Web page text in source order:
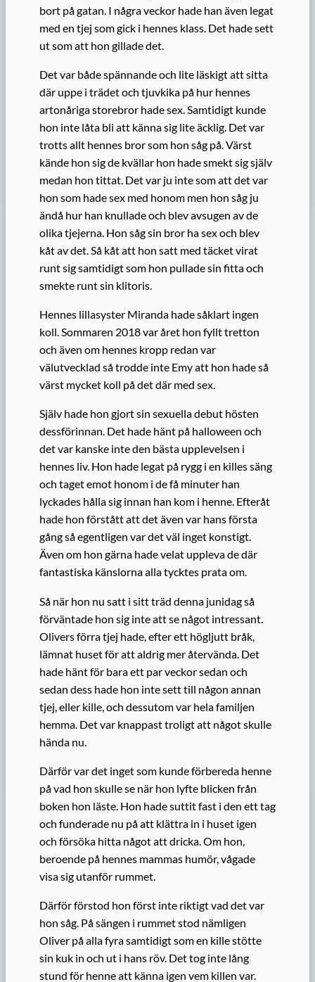
bort på gatan. I några veckor hade han även legat
med en tjej som gick i hennes klass. Det hade sett
ut som att hon gillade det.
Det var både spännande och lite läskigt att sitta
där uppe i trädet och tjuvkika på hur hennes
artonåriga storebror hade sex. Samtidigt kunde
hon inte låta bli att känna sig lite äcklig. Det var
trotts allt hennes bror som hon såg på. Värst
kände hon sig de kvällar hon hade smekt sig själv
medan hon tittat. Det var ju inte som att det var
hon som hade sex med honom men hon såg ju
ändå hur han knullade och blev avsugen av de
olika tjejerna. Hon såg sin bror ha sex och blev
kåt av det. Så kåt att hon satt med täcket virat
runt sig samtidigt som hon pullade sin fitta och
smekte runt sin klitoris.
Hennes lillasyster Miranda hade såklart ingen
koll. Sommaren 2018 var året hon fyllt tretton
och även om hennes kropp redan var
välutvecklad så trodde inte Emy att hon hade så
värst mycket koll på det där med sex.
Själv hade hon gjort sin sexuella debut hösten
dessförinnan. Det hade hänt på halloween och
det var kanske inte den bästa upplevelsen i
hennes liv. Hon hade legat på rygg i en killes säng
och taget emot honom i de få minuter han
lyckades hålla sig innan han kom i henne. Efteråt
hade hon förstått att det även var hans första
gång så egentligen var det väl inget konstigt.
Även om hon gärna hade velat uppleva de där
fantastiska känslorna alla tycktes prata om.
Så när hon nu satt i sitt träd denna junidag så
förväntade hon sig inte att se något intressant.
Olivers förra tjej hade, efter ett högljutt bråk,
lämnat huset för att aldrig mer återvända. Det
hade hänt för bara ett par veckor sedan och
sedan dess hade hon inte sett till någon annan
tjej, eller kille, och dessutom var hela familjen
hemma. Det var knappast troligt att något skulle
hända nu.
Därför var det inget som kunde förbereda henne
på vad hon skulle se när hon lyfte blicken från
boken hon läste. Hon hade suttit fast i den ett tag
och funderade nu på att klättra in i huset igen
och försöka hitta något att dricka. Om hon,
beroende på hennes mammas humör, vågade
visa sig utanför rummet.
Därför förstod hon först inte riktigt vad det var
hon såg. På sängen i rummet stod nämligen
Oliver på alla fyra samtidigt som en kille stötte
sin kuk in och ut i hans röv. Det tog inte lång
stund för henne att känna igen vem killen var.